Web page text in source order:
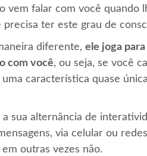
vem falar com você quando
precisa ter este grau de
diferente, ele joga
com você, ou seja, se você
característica quase
sua alternância de
via celular ou
outras vezes não.